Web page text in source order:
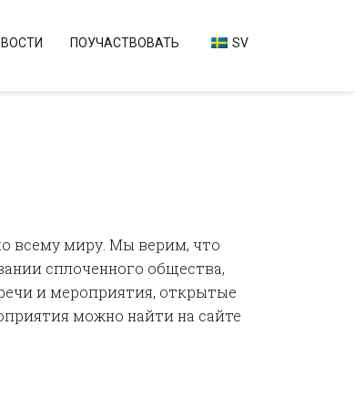
ПОУЧАСТВОВАТЬ SV
всему миру. Мы верим, что
сплоченного общества,
и мероприятия, открытые
можно найти на сайте